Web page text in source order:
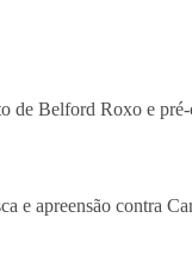
de Belford Roxo e
e apreensão contra